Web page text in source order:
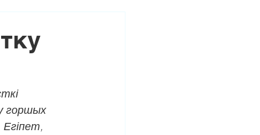
горшых
Егіпет,